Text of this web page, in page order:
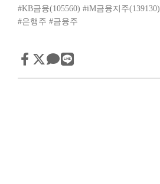
#KB금융(105560) #iM금융지주(139130)
#은행주 #금융주